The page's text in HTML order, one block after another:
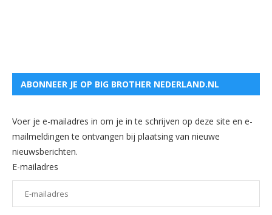
ABONNEER JE OP BIG BROTHER NEDERLAND.NL
Voer je e-mailadres in om je in te schrijven op deze site en e-
mailmeldingen te ontvangen bij plaatsing van nieuwe
nieuwsberichten.
E-mailadres